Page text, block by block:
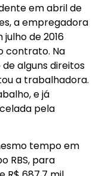
em abril de
a empregadora
de 2016
contrato. Na
alguns direitos
a trabalhadora.
e já
pela
tempo em
RBS, para